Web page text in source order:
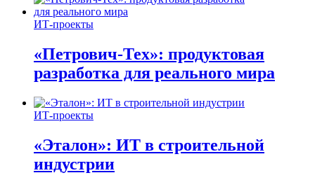
ИТ-проекты
«Петрович-Тех»: продуктовая
разработка для реального мира
ИТ-проекты
«Эталон»: ИТ в строительной
индустрии